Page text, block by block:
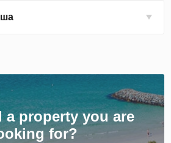
a property you are
for?